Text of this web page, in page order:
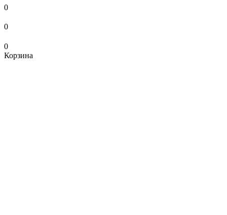
0
0
0
Корзина